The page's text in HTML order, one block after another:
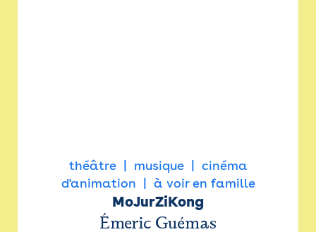
théâtre musique
cinéma
d'animation
à voir en famille
MoJurZiKong
Émeric Guémas